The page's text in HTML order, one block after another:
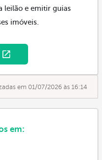
leilão e emitir guias
imóveis.
em 01/07/2026 às 16:14
em: